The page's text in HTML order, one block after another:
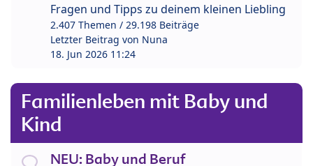
Fragen und Tipps zu deinem kleinen Liebling
2.407 Themen / 29.198 Beiträge
Letzter Beitrag von Nuna
18. Jun 2026 11:24
Familienleben mit Baby und
Kind
NEU: Baby und Beruf